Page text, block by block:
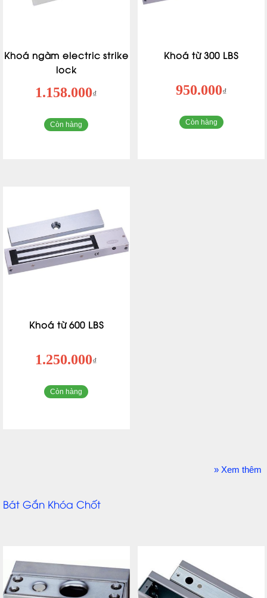
Khoá ngàm electric strike
lock
1.158.000₫
Còn hàng
Khoá từ 300 LBS
950.000₫
Còn hàng
Khoá từ 600 LBS
1.250.000₫
Còn hàng
» Xem thêm
Bát Gắn Khóa Chốt